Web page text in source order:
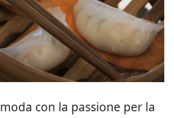
con la passione per la